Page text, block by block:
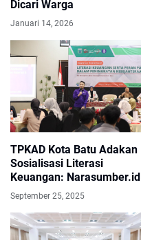
Dicari Warga
Januari 14, 2026
TPKAD Kota Batu Adakan
Sosialisasi Literasi
Keuangan: Narasumber.id
Bahas SAK EP Buat
Koperasi dan UMKM
September 25, 2025